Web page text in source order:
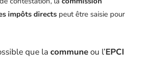
impôts directs peut être saisie pour
que la communeou l’EPCI